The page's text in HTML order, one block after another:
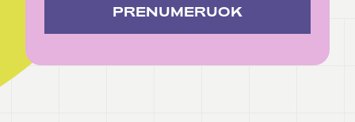
PRENUMERUOK